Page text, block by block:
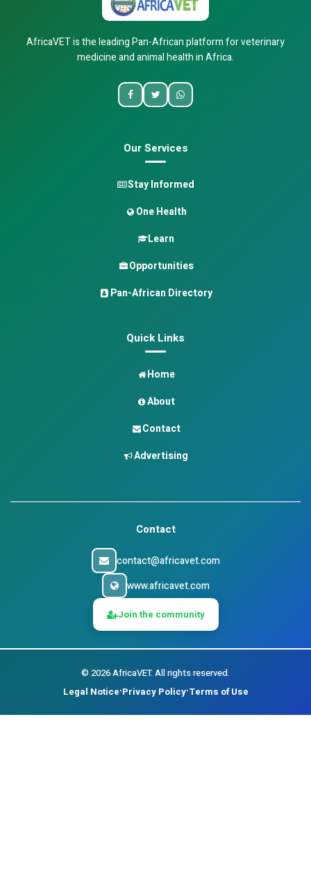
AfricaVET is the leading Pan-African platform for veterinary
medicine and animal health in Africa.
Our Services
Stay Informed
One Health
Learn
Opportunities
Pan-African Directory
Quick Links
Home
About
Contact
Advertising
Contact
contact@africavet.com
www.africavet.com
Join the community
© 2026AfricaVET. All rights reserved.
Legal Notice•Privacy Policy•Terms of Use